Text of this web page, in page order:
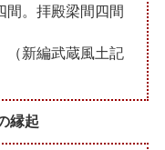
間。拝殿梁間四間
（新編武蔵風土記
縁起